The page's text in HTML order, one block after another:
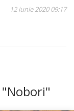
12 iunie 2020 09:17